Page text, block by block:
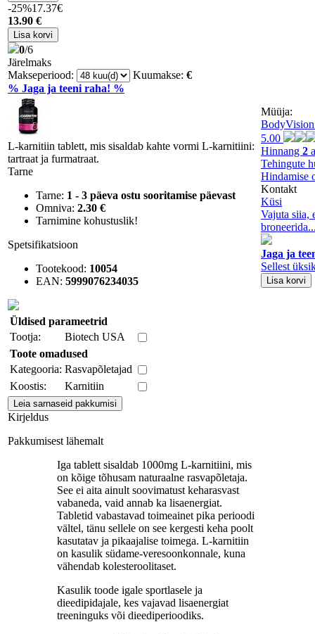
-25%17.37€
13.90 €
0/6
Järelmaks
Makseperiood:
Kuumakse: €
% Jaga ja teeni raha! %
L-karnitiin tablett, mis sisaldab kahte vormi L-karnitiini:
tartraat ja furmatraat.
Tarne
Tarne: 1 - 3 päeva ostu sooritamise päevast
Omniva: 2.30 €
Tarnimine kohustuslik!
Spetsifikatsioon
Tootekood: 10054
EAN: 5999076234035
Üldised parameetrid
Tootja:
Biotech USA
Toote omadused
Kategooria: Rasvapõletajad
Koostis:
Karnitiin
Kirjeldus
Pakkumisest lähemalt
Iga tablett sisaldab 1000mg L-karnitiini, mis
on kõige tõhusam naturaalne rasvapõletaja.
See ei aita ainult soovimatust keharasvast
vabaneda, vaid annab ka lisaenergiat.
Tabletid vabastavad toimeainet pika perioodi
vältel, tänu sellele on see kergesti keha poolt
kasutatav ja pikaajalise toimega. L-karnitiin
on kasulik südame-veresoonkonnale, kuna
vähendab kolesteroolitaset.
Kasulik toode igale sportlasele ja
dieedipidajale, kes vajavad lisaenergiat
treeninguks või dieediperioodiks.
Müüja:
5.00
Hinnang 2
Tehingute
Hindamise
Kontakt
Küsi
Vajuta siia,
Jaga ja
Sellest